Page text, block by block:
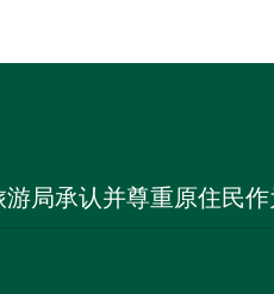
局承认并尊重原住民